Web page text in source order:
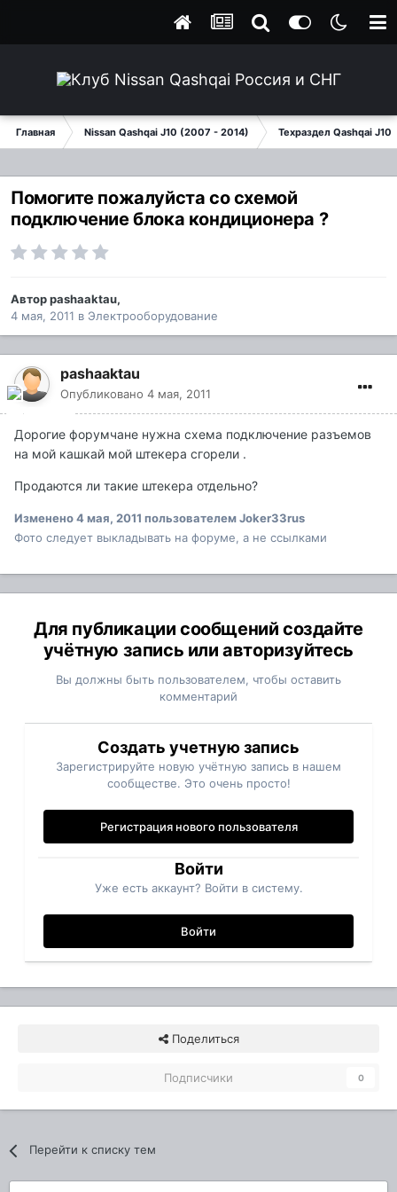
Главная Nissan Qashqai J10 (2007 - 2014) Техраздел Qashqai J10
Помогите пожалуйста со схемой
подключение блока кондиционера ?
Авторpashaaktau,
4 мая, 2011 в Электрооборудование
pashaaktau
Опубликовано 4 мая, 2011
Дорогие форумчане нужна схема подключение разъемов
на мой кашкай мой штекера сгорели .
Продаются ли такие штекера отдельно?
Изменено4 мая, 2011 пользователем Joker33rus
Фото следует выкладывать на форуме, а не ссылками
Для публикации сообщений создайте
учётную запись или авторизуйтесь
Вы должны быть пользователем, чтобы оставить
комментарий
Создать учетную запись
Зарегистрируйте новую учётную запись в нашем
сообществе. Это очень просто!
Регистрация нового пользователя
Войти
Уже есть аккаунт? Войти в систему.
Войти
Поделиться
Подписчики 0
Перейти к списку тем